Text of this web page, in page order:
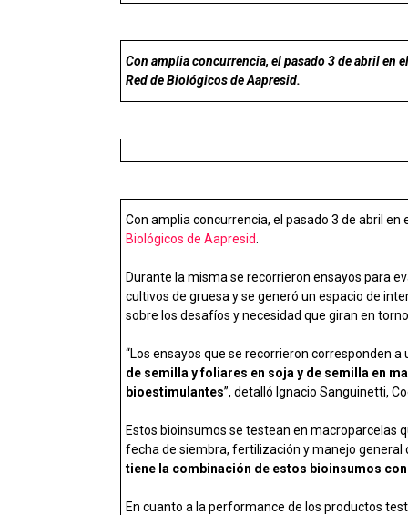
A
p
n
ar
tir
Con amplia concurrencia, el pasado 3 de abril en
Red de Biológicos de Aapresid.
Con amplia concurrencia, el pasado 3 de abril
Biológicos de Aapresid
Durante la misma se recorrieron ensayos para
cultivos de gruesa y se generó un espacio de
sobre los desafíos y necesidad que giran en
“Los ensayos que se recorrieron corresponden
de semilla y foliares en soja y de semilla en
bioestimulantes”, detalló Ignacio Sanguinetti,
Estos bioinsumos se testean en macroparcelas
fecha de siembra, fertilización y manejo general
tiene la combinación de estos bioinsumos
En cuanto a la performance de los productos